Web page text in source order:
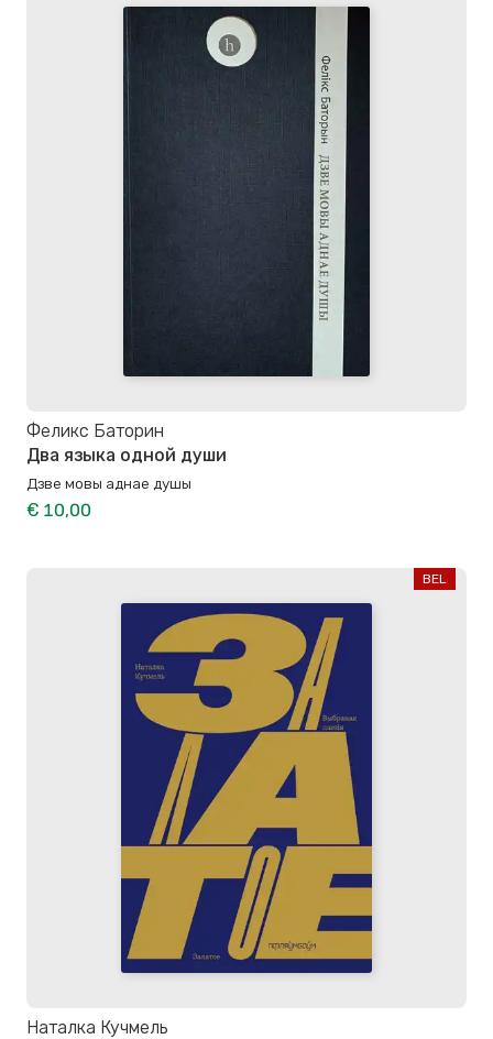
Феликс Баторин
Два языка одной души
Дзве мовы аднае душы
€ 10,00
BEL
Наталка Кучмель